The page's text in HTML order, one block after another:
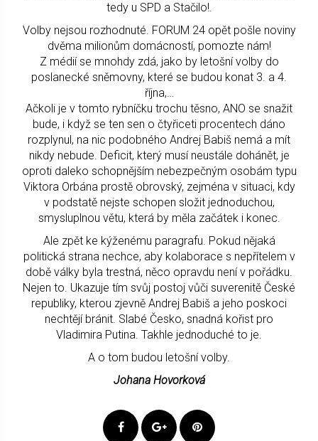
tedy u SPD a Stačilo!.
Volby nejsou rozhodnuté. FORUM 24 opět pošle noviny
dvěma milionům domácností, pomozte nám!
Z médií se mnohdy zdá, jako by letošní volby do
poslanecké sněmovny, které se budou konat 3. a 4.
října,…
Ačkoli je v tomto rybníčku trochu těsno, ANO se snažit
bude, i když se ten sen o čtyřiceti procentech dáno
rozplynul, na nic podobného Andrej Babiš nemá a mít
nikdy nebude. Deficit, který musí neustále dohánět, je
oproti daleko schopnějším nebezpečným osobám typu
Viktora Orbána prostě obrovský, zejména v situaci, kdy
v podstatě nejste schopen složit jednoduchou,
smysluplnou větu, která by měla začátek i konec.
Ale zpět ke kýženému paragrafu. Pokud nějaká
politická strana nechce, aby kolaborace s nepřítelem v
době války byla trestná, něco opravdu není v pořádku.
Nejen to. Ukazuje tím svůj postoj vůči suverenitě České
republiky, kterou zjevně Andrej Babiš a jeho poskoci
nechtějí bránit. Slabé Česko, snadná kořist pro
Vladimira Putina. Takhle jednoduché to je.
A o tom budou letošní volby.
Johana Hovorková